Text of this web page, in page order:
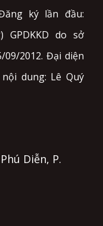
ký lần đầu:
GPDKKD do sở
09/2012. Đại diện
dung: Lê Quý
Diễn, P.